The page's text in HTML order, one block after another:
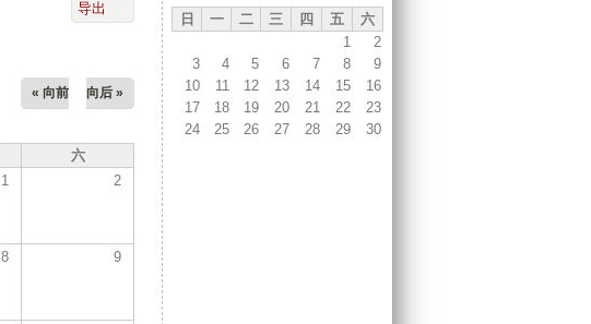
« 向前 向后 »
导出
六
1 2
8 9
日 一 二 三 四 五
六
1
2
3
4 5 6 7 8
9
10
11 12 13 14 15
16
17
18 19 20 21 22
23
24
25 26 27 28 29 30